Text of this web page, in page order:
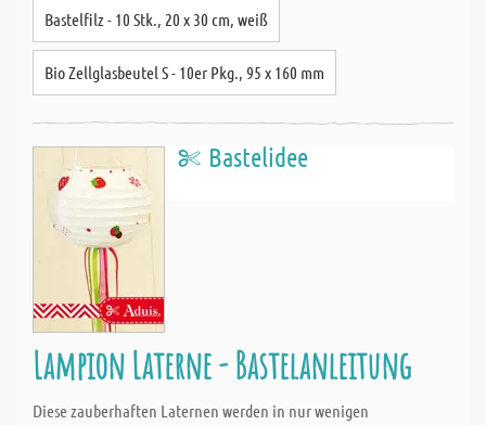
Bastelfilz - 10 Stk., 20 x 30 cm, weiß
Bio Zellglasbeutel S - 10er Pkg., 95 x 160 mm
Bastelidee
Lampion Laterne - Bastelanleitung
Diese zauberhaften Laternen werden in nur wenigen